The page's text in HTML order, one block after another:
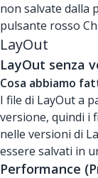
non salvate dalla
pulsante rosso
LayOut
LayOut senza
Cosa abbiamo
I file di LayOut a
versione, quindi i
nelle versioni di
essere salvati in
Performance